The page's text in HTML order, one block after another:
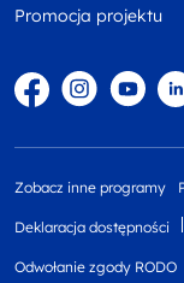
Promocja projektu
FacebookInstagram
Zobacz inne programy
Deklaracja dostępności
Odwołanie zgody RODO